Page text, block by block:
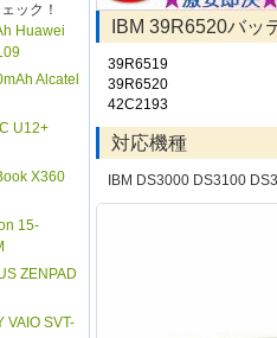
ック！
Huawei
Alcatel
U12+
X360
15-
ZENPAD
VAIO SVT-
IBM 39R6520バッ
39R6519
39R6520
42C2193
対応機種
IBM DS3000 DS3100